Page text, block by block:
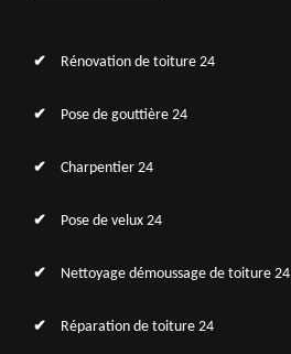
Rénovation de toiture 24
Pose de gouttière 24
Charpentier 24
Pose de velux 24
Nettoyage démoussage de toiture 24
Réparation de toiture 24